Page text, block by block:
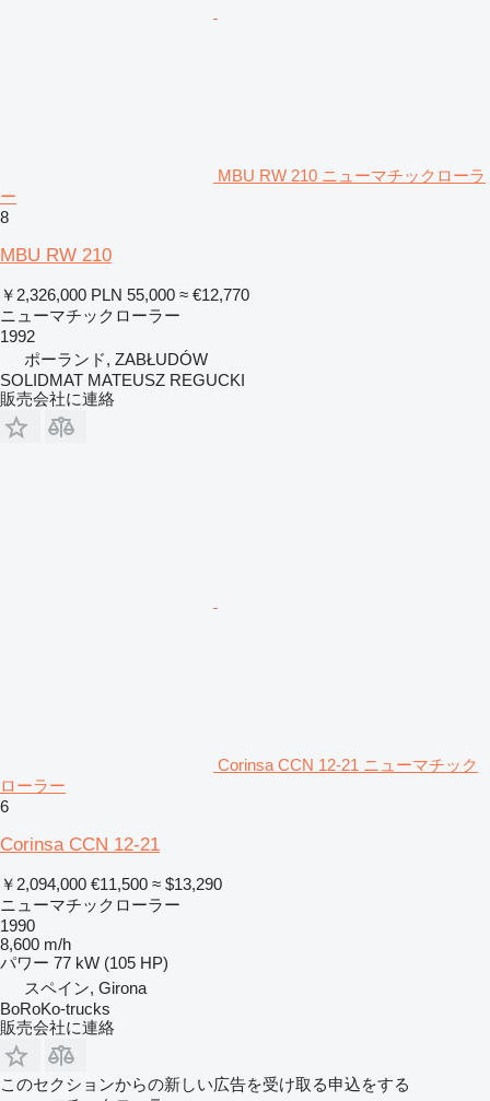
MBU RW 210 ニューマチックローラ
ー
8
MBU RW 210
￥2,326,000 PLN 55,000 ≈ €12,770
ニューマチックローラー
1992
ポーランド, ZABŁUDÓW
SOLIDMAT MATEUSZ REGUCKI
販売会社に連絡
Corinsa CCN 12-21 ニューマチック
ローラー
6
Corinsa CCN 12-21
￥2,094,000 €11,500 ≈ $13,290
ニューマチックローラー
1990
8,600 m/h
パワー 77 kW (105 HP)
スペイン, Girona
BoRoKo-trucks
販売会社に連絡
このセクションからの新しい広告を受け取る申込をする